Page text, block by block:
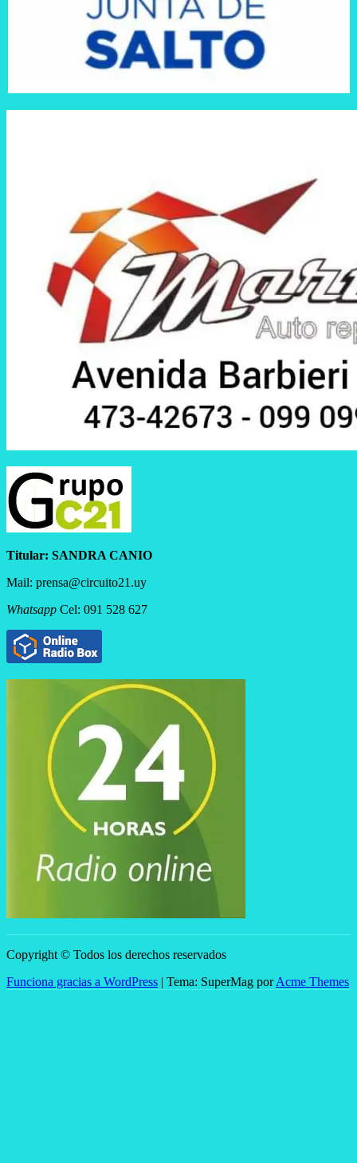
Titular: SANDRA CANIO
Mail: prensa@circuito21.uy
Whatsapp Cel: 091 528 627
Copyright © Todos los derechos reservados
Funciona gracias a WordPress | Tema: SuperMag porAcme Themes